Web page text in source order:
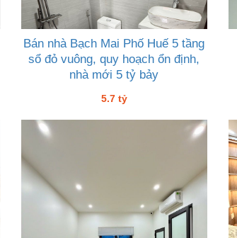
Bán nhà Bạch Mai Phố Huế 5 tầng
sổ đỏ vuông, quy hoạch ổn định,
nhà mới 5 tỷ bảy
5.7 tỷ